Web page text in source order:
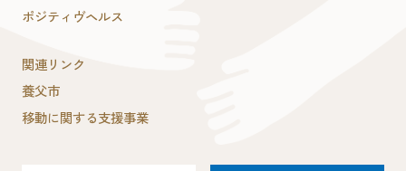
ポジティヴヘルス
関連リンク
養父市
移動に関する支援事業